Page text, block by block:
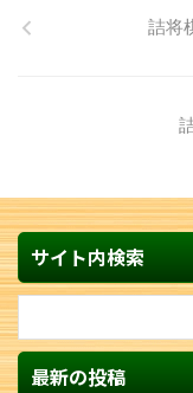
詰将
サイト内検索
最新の投稿